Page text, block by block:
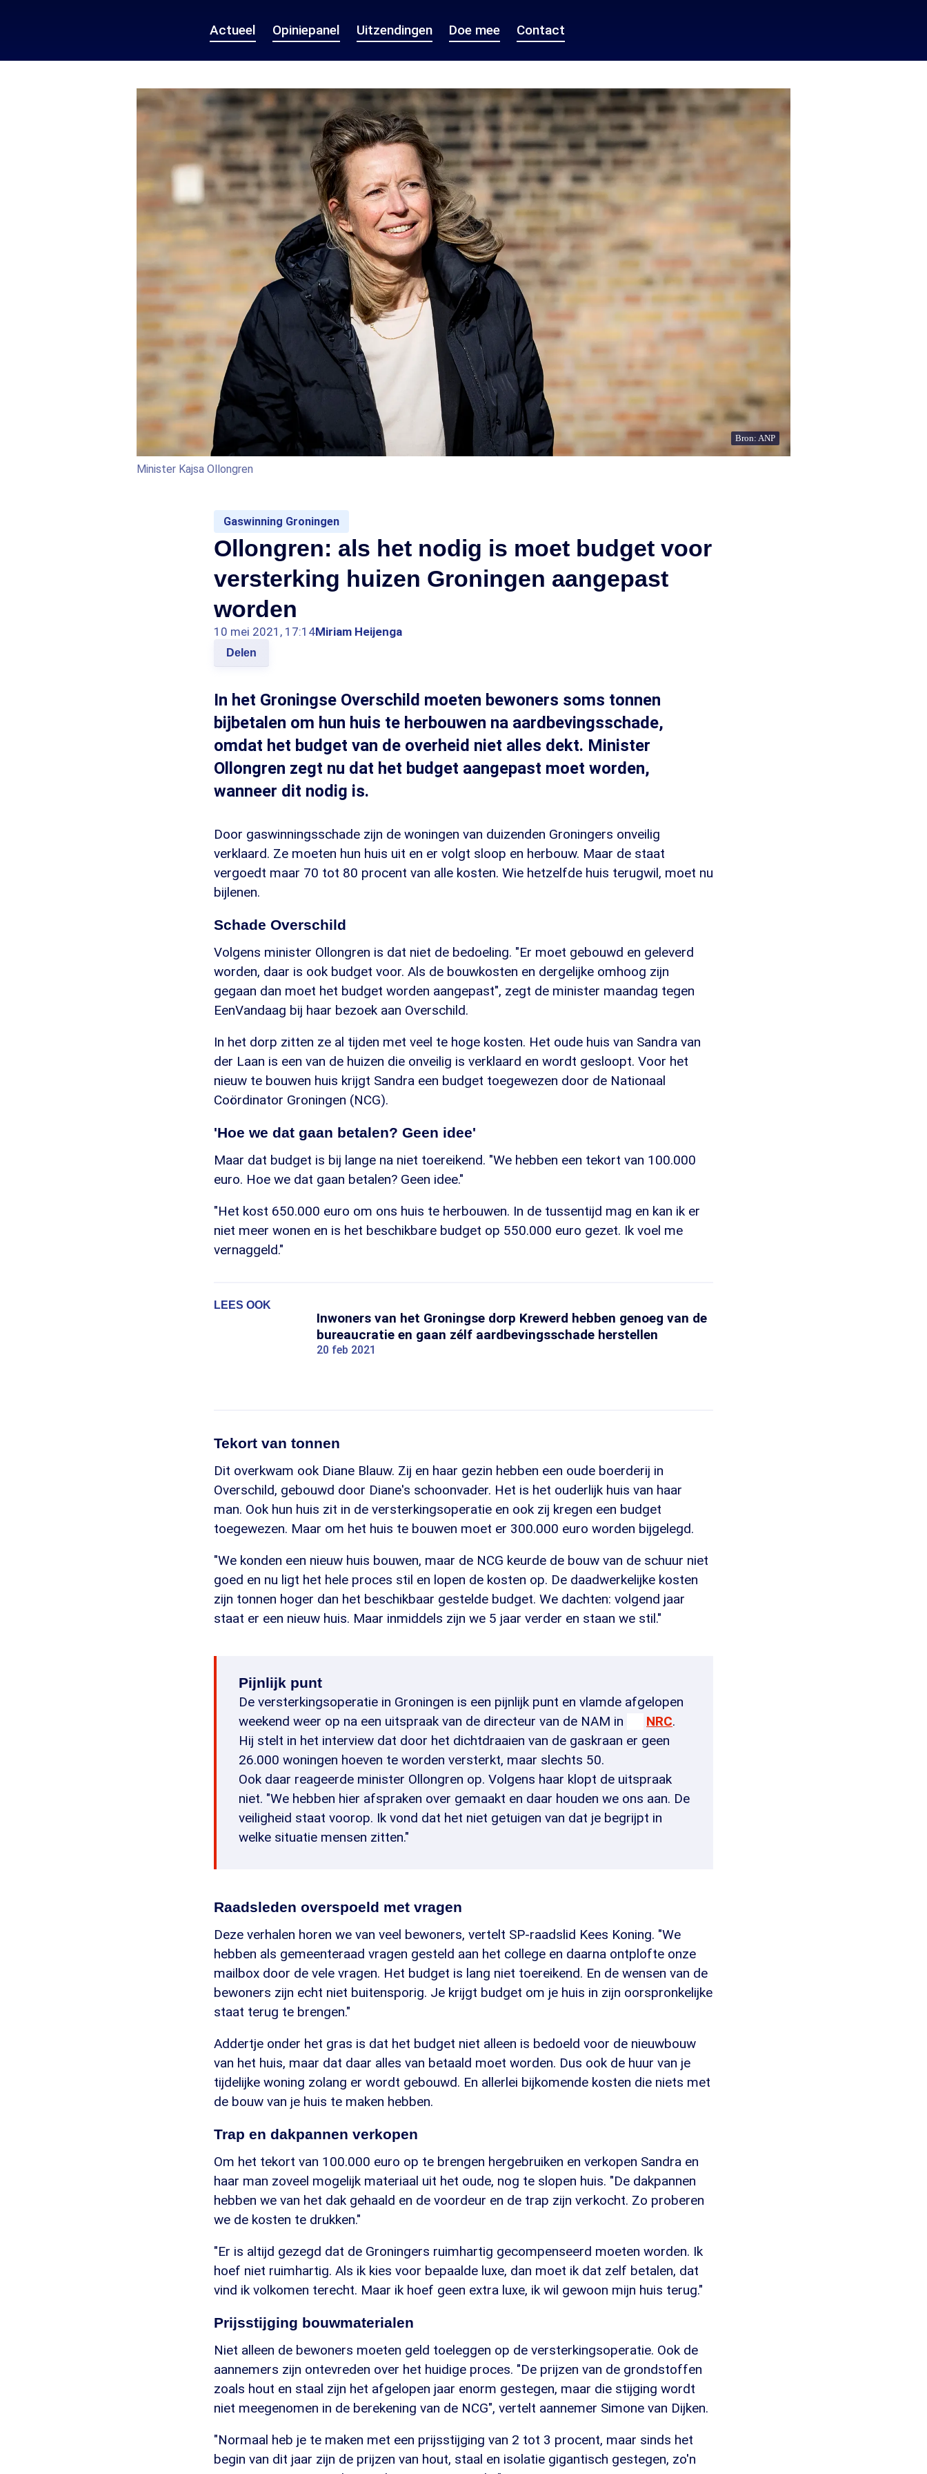
Actueel Opiniepanel Uitzendingen Doe mee Contact
Bron: ANP
Minister Kajsa Ollongren
Gaswinning Groningen
Ollongren: als het nodig is moet budget voor
versterking huizen Groningen aangepast
worden
10 mei 2021, 17:14Miriam Heijenga
Delen
In het Groningse Overschild moeten bewoners soms tonnen
bijbetalen om hun huis te herbouwen na aardbevingsschade,
omdat het budget van de overheid niet alles dekt. Minister
Ollongren zegt nu dat het budget aangepast moet worden,
wanneer dit nodig is.
Door gaswinningsschade zijn de woningen van duizenden Groningers onveilig
verklaard. Ze moeten hun huis uit en er volgt sloop en herbouw. Maar de staat
vergoedt maar 70 tot 80 procent van alle kosten. Wie hetzelfde huis terugwil, moet nu
bijlenen.
Schade Overschild
Volgens minister Ollongren is dat niet de bedoeling. "Er moet gebouwd en geleverd
worden, daar is ook budget voor. Als de bouwkosten en dergelijke omhoog zijn
gegaan dan moet het budget worden aangepast", zegt de minister maandag tegen
EenVandaag bij haar bezoek aan Overschild.
In het dorp zitten ze al tijden met veel te hoge kosten. Het oude huis van Sandra van
der Laan is een van de huizen die onveilig is verklaard en wordt gesloopt. Voor het
nieuw te bouwen huis krijgt Sandra een budget toegewezen door de Nationaal
Coördinator Groningen (NCG).
'Hoe we dat gaan betalen? Geen idee'
Maar dat budget is bij lange na niet toereikend. "We hebben een tekort van 100.000
euro. Hoe we dat gaan betalen? Geen idee."
"Het kost 650.000 euro om ons huis te herbouwen. In de tussentijd mag en kan ik er
niet meer wonen en is het beschikbare budget op 550.000 euro gezet. Ik voel me
vernaggeld."
LEES OOK
Inwoners van het Groningse dorp Krewerd hebben genoeg van de
bureaucratie en gaan zélf aardbevingsschade herstellen
20 feb 2021
Tekort van tonnen
Dit overkwam ook Diane Blauw. Zij en haar gezin hebben een oude boerderij in
Overschild, gebouwd door Diane's schoonvader. Het is het ouderlijk huis van haar
man. Ook hun huis zit in de versterkingsoperatie en ook zij kregen een budget
toegewezen. Maar om het huis te bouwen moet er 300.000 euro worden bijgelegd.
"We konden een nieuw huis bouwen, maar de NCG keurde de bouw van de schuur niet
goed en nu ligt het hele proces stil en lopen de kosten op. De daadwerkelijke kosten
zijn tonnen hoger dan het beschikbaar gestelde budget. We dachten: volgend jaar
staat er een nieuw huis. Maar inmiddels zijn we 5 jaar verder en staan we stil."
Pijnlijk punt
De versterkingsoperatie in Groningen is een pijnlijk punt en vlamde afgelopen
weekend weer op na een uitspraak van de directeur van de NAM in
NRC.
Hij stelt in het interview dat door het dichtdraaien van de gaskraan er geen
26.000 woningen hoeven te worden versterkt, maar slechts 50.
Ook daar reageerde minister Ollongren op. Volgens haar klopt de uitspraak
niet. "We hebben hier afspraken over gemaakt en daar houden we ons aan. De
veiligheid staat voorop. Ik vond dat het niet getuigen van dat je begrijpt in
welke situatie mensen zitten."
Raadsleden overspoeld met vragen
Deze verhalen horen we van veel bewoners, vertelt SP-raadslid Kees Koning. "We
hebben als gemeenteraad vragen gesteld aan het college en daarna ontplofte onze
mailbox door de vele vragen. Het budget is lang niet toereikend. En de wensen van de
bewoners zijn echt niet buitensporig. Je krijgt budget om je huis in zijn oorspronkelijke
staat terug te brengen."
Addertje onder het gras is dat het budget niet alleen is bedoeld voor de nieuwbouw
van het huis, maar dat daar alles van betaald moet worden. Dus ook de huur van je
tijdelijke woning zolang er wordt gebouwd. En allerlei bijkomende kosten die niets met
de bouw van je huis te maken hebben.
Trap en dakpannen verkopen
Om het tekort van 100.000 euro op te brengen hergebruiken en verkopen Sandra en
haar man zoveel mogelijk materiaal uit het oude, nog te slopen huis. "De dakpannen
hebben we van het dak gehaald en de voordeur en de trap zijn verkocht. Zo proberen
we de kosten te drukken."
"Er is altijd gezegd dat de Groningers ruimhartig gecompenseerd moeten worden. Ik
hoef niet ruimhartig. Als ik kies voor bepaalde luxe, dan moet ik dat zelf betalen, dat
vind ik volkomen terecht. Maar ik hoef geen extra luxe, ik wil gewoon mijn huis terug."
Prijsstijging bouwmaterialen
Niet alleen de bewoners moeten geld toeleggen op de versterkingsoperatie. Ook de
aannemers zijn ontevreden over het huidige proces. "De prijzen van de grondstoffen
zoals hout en staal zijn het afgelopen jaar enorm gestegen, maar die stijging wordt
niet meegenomen in de berekening van de NCG", vertelt aannemer Simone van Dijken.
"Normaal heb je te maken met een prijsstijging van 2 tot 3 procent, maar sinds het
begin van dit jaar zijn de prijzen van hout, staal en isolatie gigantisch gestegen, zo'n